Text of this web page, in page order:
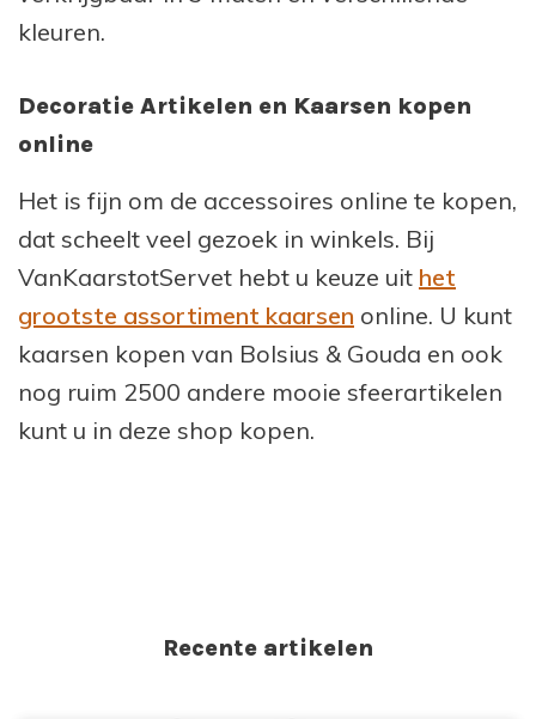
kleuren.
Decoratie Artikelen en Kaarsen kopen
online
Het is fijn om de accessoires online te kopen,
dat scheelt veel gezoek in winkels. Bij
VanKaarstotServet hebt u keuze uit het
grootste assortiment kaarsen online. U kunt
kaarsen kopen van Bolsius & Gouda en ook
nog ruim 2500 andere mooie sfeerartikelen
kunt u in deze shop kopen.
Recente artikelen